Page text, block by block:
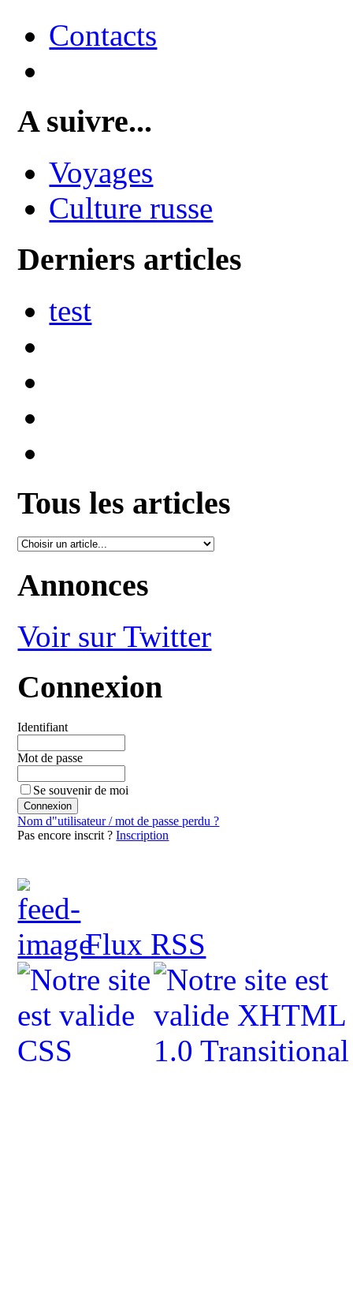
Contacts
A suivre...
Voyages
Culture russe
Derniers articles
test
Tous les articles
Annonces
Voir sur Twitter
Connexion
Identifiant
Mot de passe
Se souvenir de moi
Nom d"utilisateur / mot de passe perdu ?
Pas encore inscrit ?Inscription
Flux RSS